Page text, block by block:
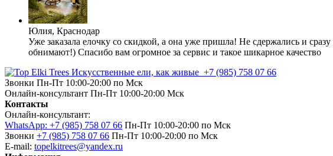
Юлия, Краснодар
Уже заказала елочку со скидкой, а она уже пришла! Не сдержались и
обнимают!) Спасибо вам огромное за сервис и такое шикарное качество
Искусственные ели, как живые +7 (985) 758 07 66
Звонки Пн-Пт 10:00-20:00 по Мск
Онлайн-консультант Пн-Пт 10:00-20:00 Мск
Контакты
Онлайн-консультант:
WhatsApp: +7 (985) 758 07 66 Пн-Пт 10:00-20:00 по Мск
Звонки +7 (985) 758 07 66 Пн-Пт 10:00-20:00 по Мск
E-mail: topelkitrees@yandex.ru